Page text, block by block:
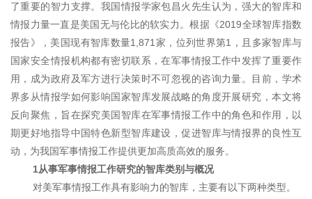
了重要的智力支撑。我国情报学家包昌火先生认为，强大的智库和
情报力量一直是美国无与伦比的软实力。根据《2019全球智库指数
报告》，美国现有智库数量1,871家，位列世界第1，且多家智库与
国家安全情报机构都有密切联系，在军事情报工作中发挥了重要作
用，成为政府及军方进行决策时不可忽视的咨询力量。目前，学术
界多从情报学如何影响国家智库发展战略的角度开展研究，本文将
反向聚焦，旨在探究美国智库在军事情报工作中的角色和作用，以
期更好地指导中国特色新型智库建设，促进智库与情报界的良性互
动，为我国军事情报工作提供更加高质高效的服务。
1从事军事情报工作研究的智库类别与概况
对美军事情报工作具有影响力的智库，主要有以下两种类型。